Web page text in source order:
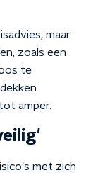
maar
zoals een
te
amper.
met zich